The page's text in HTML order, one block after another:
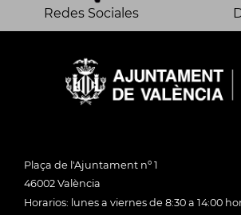
Redes Sociales
Plaça de l'Ajuntament nº 1
46002 València
Horarios: lunes a viernes de 8:30 a 14:00